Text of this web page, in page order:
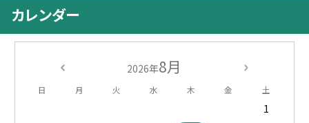
カレンダー
2026年8月
日 月 火 水 木 金 土
1